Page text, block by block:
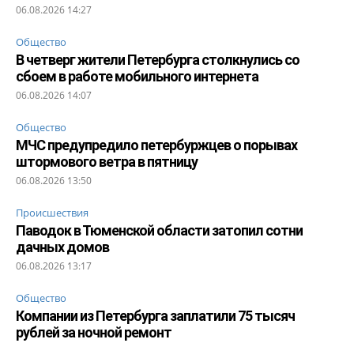
06.08.2026 14:27
Общество
В четверг жители Петербурга столкнулись со
сбоем в работе мобильного интернета
06.08.2026 14:07
Общество
МЧС предупредило петербуржцев о порывах
штормового ветра в пятницу
06.08.2026 13:50
Происшествия
Паводок в Тюменской области затопил сотни
дачных домов
06.08.2026 13:17
Общество
Компании из Петербурга заплатили 75 тысяч
рублей за ночной ремонт